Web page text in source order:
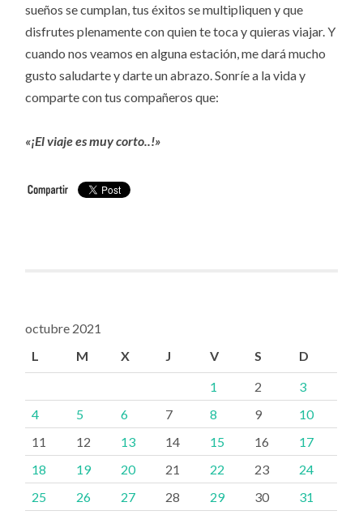
sueños se cumplan, tus éxitos se multipliquen y que
disfrutes plenamente con quien te toca y quieras viajar. Y
cuando nos veamos en alguna estación, me dará mucho
gusto saludarte y darte un abrazo. Sonríe a la vida y
comparte con tus compañeros que:
«¡El viaje es muy corto..!»
octubre 2021
L
M X J V S D
1 2
3
4
5 6 7 8 9
10
11
12 13 14 15 16
17
18
19 20 21 22 23
24
25
26 27 28 29 30 31